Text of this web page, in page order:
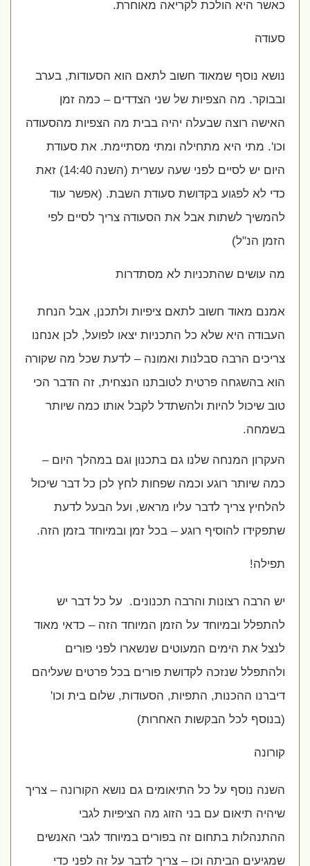
כאשר היא הולכת לקריאה מאוחרת.
סעודה
נושא נוסף שמאוד חשוב לתאם הוא הסעודות, בערב
ובבוקר. מה הצפיות של שני הצדדים – כמה זמן
האישה רוצה שבעלה יהיה בבית מה הצפיות מהסעודה
וכו'. מתי היא מתחילה ומתי מסתיימת. את סעודת
היום יש לסיים לפני שעה עשרית (השנה 14:40) זאת
כדי לא לפגוע בקדושת סעודת השבת. (אפשר עוד
להמשיך לשתות אבל את הסעודה צריך לסיים לפי
הזמן הנ"ל)
מה עושים שהתכניות לא מסתדרות
אמנם מאוד חשוב לתאם ציפיות ולתכנן, אבל הנחת
העבודה היא שלא כל התכניות יצאו לפועל, לכן אנחנו
צריכים הרבה סבלנות ואמונה – לדעת שכל מה שקורה
הוא בהשגחה פרטית לטובתנו הנצחית, זה הדבר הכי
טוב שיכול להיות ולהשתדל לקבל אותו כמה שיותר
בשמחה.
העקרון המנחה שלנו גם בתכנון וגם במהלך היום –
כמה שיותר רוגע וכמה שפחות לחץ לכן כל דבר שיכול
להלחיץ צריך לדבר עליו מראש, ועל הבעל לדעת
שתפקידו להוסיף רוגע – בכל זמן ובמיוחד בזמן הזה.
תפילה!
יש הרבה רצונות והרבה תכנונים. על כל דבר יש
להתפלל ובמיוחד על הזמן המיוחד הזה – כדאי מאוד
לנצל את הימים המעוטים שנשארו לפני פורים
ולהתפלל שנזכה לקדושת פורים בכל פרטים שעליהם
דיברנו ההכנות, התפיות, הסעודות, שלום בית וכו'
(בנוסף לכל הבקשות האחרות)
קורונה
השנה נוסף על כל התיאומים גם נושא הקורונה – צריך
שיהיה תיאום עם בני הזוג מה הציפיות לגבי
ההתנהלות בתחום זה בפורים במיוחד לגבי האנשים
שמגיעים הביתה וכו – צריך לדבר על זה לפני כדי